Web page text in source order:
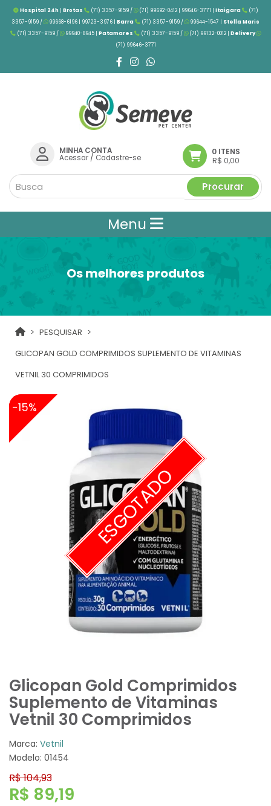
Hospital 24h| Brotas (71) 3357-9159 / (71) 99692-0412 | 99646-3771 | Itaigara
(71)
3357-9159 /
99668-6196 | 99723-3976 | Barra (71) 3357-9159 / 99644-1547 | Stella Maris
(71) 3357-9159 /
99940-8945 | Patamares (71) 3357-9159 / (71) 99132-0012 | Delivery
(71) 99646-3771
MINHA CONTA
Acessar/ Cadastre-se
0 ITENS
R$ 0,00
Procurar
Menu
Os melhores produtos
PESQUISAR
GLICOPAN GOLD COMPRIMIDOS SUPLEMENTO DE VITAMINAS
VETNIL 30 COMPRIMIDOS
ESGOTADO
-15%
Glicopan Gold Comprimidos
Suplemento de Vitaminas
Vetnil 30 Comprimidos
Marca: Vetnil
Modelo: 01454
R$ 104,93
R$ 89,19